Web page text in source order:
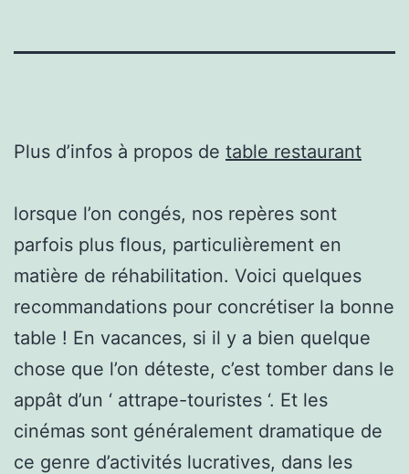
Plus d’infos à propos de table restaurant
lorsque l’on congés, nos repères sont
parfois plus flous, particulièrement en
matière de réhabilitation. Voici quelques
recommandations pour concrétiser la bonne
table ! En vacances, si il y a bien quelque
chose que l’on déteste, c’est tomber dans le
appât d’un ‘ attrape-touristes ‘. Et les
cinémas sont généralement dramatique de
ce genre d’activités lucratives, dans les